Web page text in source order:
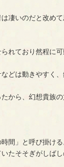
凄いのだと改めて
れており然程に
どは動きやすく
から、幻想貴族の
間」と呼び掛ける
たそそぎがしば